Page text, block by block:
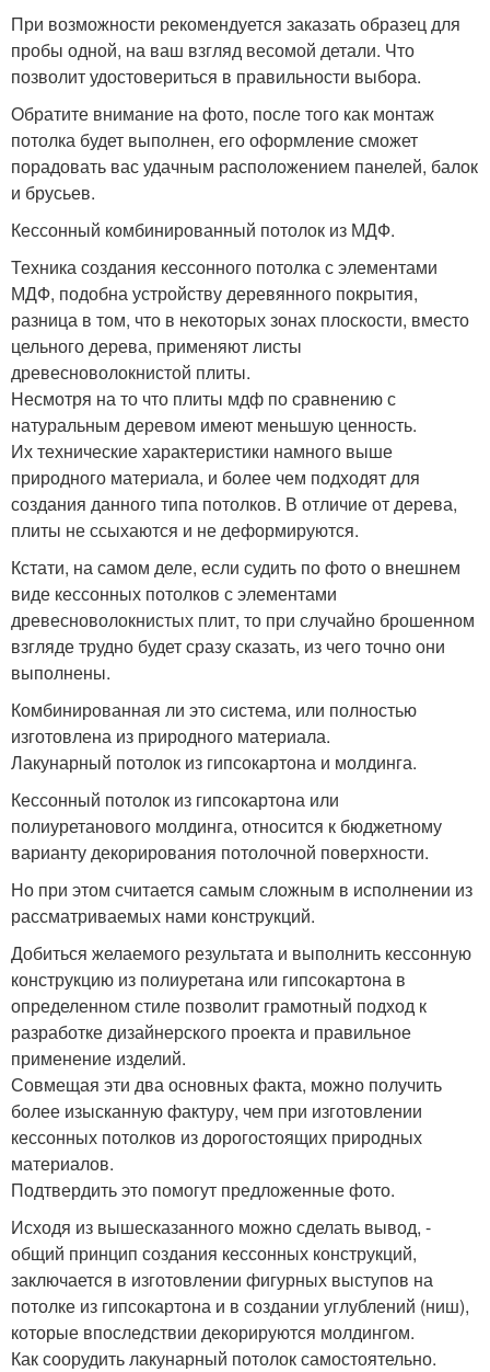
При возможности рекомендуется заказать образец для
пробы одной, на ваш взгляд весомой детали. Что
позволит удостовериться в правильности выбора.
Обратите внимание на фото, после того как монтаж
потолка будет выполнен, его оформление сможет
порадовать вас удачным расположением панелей, балок
и брусьев.
Кессонный комбинированный потолок из МДФ.
Техника создания кессонного потолка с элементами
МДФ, подобна устройству деревянного покрытия,
разница в том, что в некоторых зонах плоскости, вместо
цельного дерева, применяют листы
древесноволокнистой плиты.
Несмотря на то что плиты мдф по сравнению с
натуральным деревом имеют меньшую ценность.
Их технические характеристики намного выше
природного материала, и более чем подходят для
создания данного типа потолков. В отличие от дерева,
плиты не ссыхаются и не деформируются.
Кстати, на самом деле, если судить по фото о внешнем
виде кессонных потолков с элементами
древесноволокнистых плит, то при случайно брошенном
взгляде трудно будет сразу сказать, из чего точно они
выполнены.
Комбинированная ли это система, или полностью
изготовлена из природного материала.
Лакунарный потолок из гипсокартона и молдинга.
Кессонный потолок из гипсокартона или
полиуретанового молдинга, относится к бюджетному
варианту декорирования потолочной поверхности.
Но при этом считается самым сложным в исполнении из
рассматриваемых нами конструкций.
Добиться желаемого результата и выполнить кессонную
конструкцию из полиуретана или гипсокартона в
определенном стиле позволит грамотный подход к
разработке дизайнерского проекта и правильное
применение изделий.
Совмещая эти два основных факта, можно получить
более изысканную фактуру, чем при изготовлении
кессонных потолков из дорогостоящих природных
материалов.
Подтвердить это помогут предложенные фото.
Исходя из вышесказанного можно сделать вывод, -
общий принцип создания кессонных конструкций,
заключается в изготовлении фигурных выступов на
потолке из гипсокартона и в создании углублений (ниш),
которые впоследствии декорируются молдингом.
Как соорудить лакунарный потолок самостоятельно.